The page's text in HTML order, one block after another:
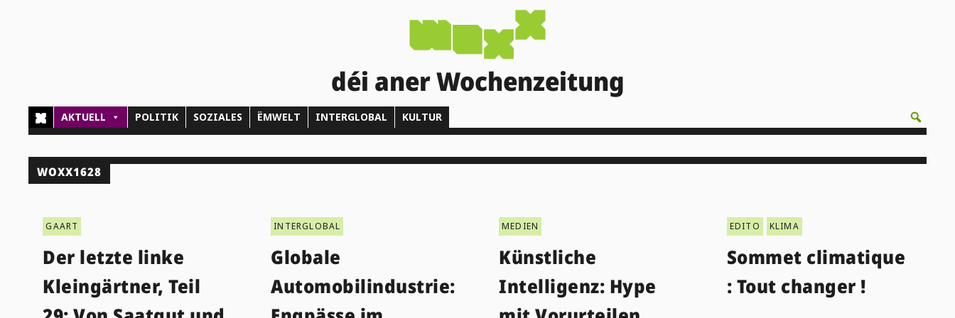
déi aner Wochenzeitung
AKTUELL POLITIK SOZIALES ËMWELT INTERGLOBAL KULTUR
WOXX1628
GAART
Der letzte linke
Kleingärtner, Teil
INTERGLOBAL
Globale
Automobilindustrie:
MEDIEN
Künstliche
Intelligenz: Hype
EDITO KLIMA
Sommet climatique
: Tout changer !